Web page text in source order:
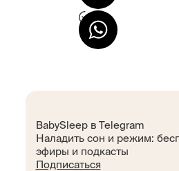
BabySleep в Telegram
Наладить сон и режим:
эфиры и подкасты
Подписаться